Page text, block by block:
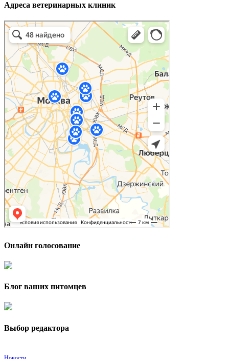
Адреса ветеринарных клиник
Онлайн голосование
Блог ваших питомцев
Выбор редактора